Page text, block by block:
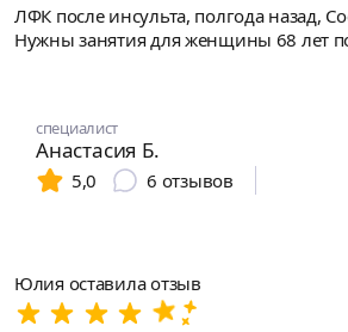
доктор умеет найти подход и
жизни!
ЛФК после инсульта, полгода назад,
Нужны занятия для женщины 68 лет
специалист
Анастасия Б.
5,0
6 отзывов
Юлия оставила отзыв